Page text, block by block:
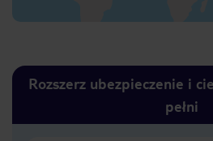
Rozszerz ubezpieczenie i
pełni